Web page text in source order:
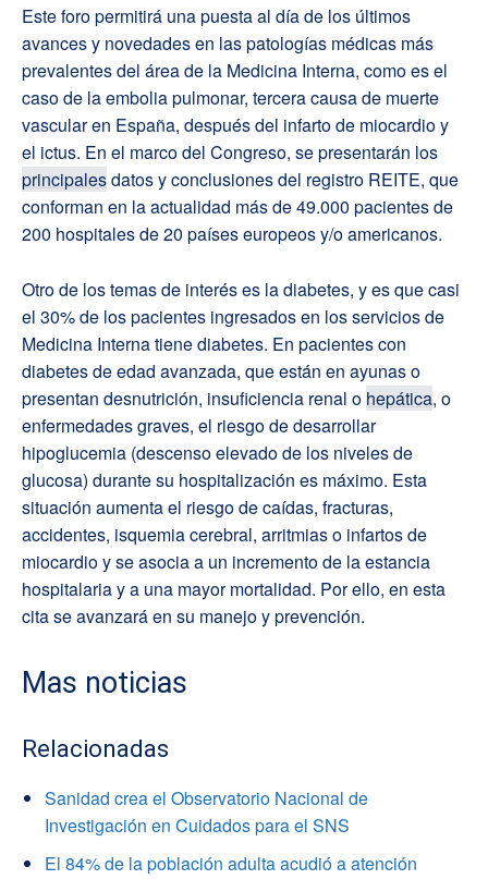
Este foro permitirá una puesta al día de los últimos
avances y novedades en las patologías médicas más
prevalentes del área de la Medicina Interna, como es el
caso de la embolia pulmonar, tercera causa de muerte
vascular en España, después del infarto de miocardio y
el ictus. En el marco del Congreso, se presentarán los
principalesdatos y conclusiones del registro REITE, que
conforman en la actualidad más de 49.000 pacientes de
200 hospitales de 20 países europeos y/o americanos.
Otro de los temas de interés es la diabetes, y es que casi
el 30% de los pacientes ingresados en los servicios de
Medicina Interna tiene diabetes. En pacientes con
diabetes de edad avanzada, que están en ayunas o
presentan desnutrición, insuficiencia renal o hepática, o
enfermedades graves, el riesgo de desarrollar
hipoglucemia (descenso elevado de los niveles de
glucosa) durante su hospitalización es máximo. Esta
situación aumenta el riesgo de caídas, fracturas,
accidentes, isquemia cerebral, arritmias o infartos de
miocardio y se asocia a un incremento de la estancia
hospitalaria y a una mayor mortalidad. Por ello, en esta
cita se avanzará en su manejo y prevención.
Mas noticias
Relacionadas
Sanidad crea el Observatorio Nacional de
Investigación en Cuidados para el SNS
El 84% de la población adulta acudió a atención